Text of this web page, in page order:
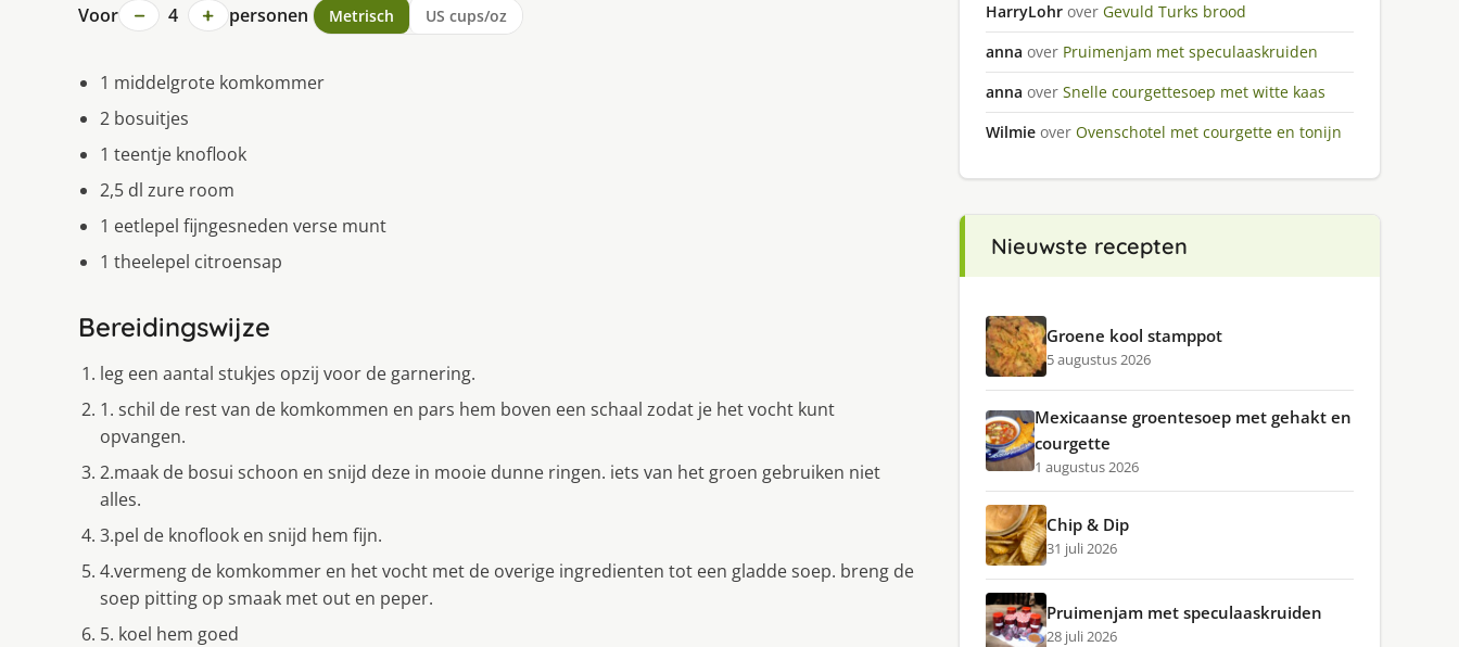
Voor − 4 + personen Metrisch US cups/oz
1 middelgrote komkommer
2 bosuitjes
1 teentje knoflook
2,5 dl zure room
1 eetlepel fijngesneden verse munt
1 theelepel citroensap
Bereidingswijze
leg een aantal stukjes opzij voor de garnering.
1. schil de rest van de komkommen en pars hem boven een schaal zodat je het vocht kunt
opvangen.
2.maak de bosui schoon en snijd deze in mooie dunne ringen. iets van het groen gebruiken niet
alles.
3.pel de knoflook en snijd hem fijn.
4.vermeng de komkommer en het vocht met de overige ingredienten tot een gladde soep. breng de
soep pitting op smaak met out en peper.
5. koel hem goed
HarryLohr over Gevuld Turks brood
anna over Pruimenjam met speculaaskruiden
anna over Snelle courgettesoep met witte kaas
Wilmie over Ovenschotel met courgette en tonijn
Nieuwste recepten
Groene kool stamppot
5 augustus 2026
Mexicaanse groentesoep met gehakt en
courgette
1 augustus 2026
Chip & Dip
31 juli 2026
Pruimenjam met speculaaskruiden
28 juli 2026